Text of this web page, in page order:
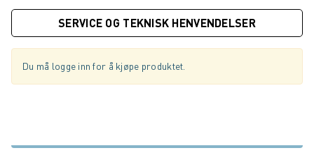
SERVICE OG TEKNISK HENVENDELSER
Du må logge inn for å kjøpe produktet.